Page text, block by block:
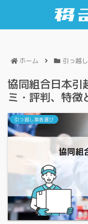
ホーム 引っ越
協同組合日本引
ミ・評判、特徴
引っ越し業者選び